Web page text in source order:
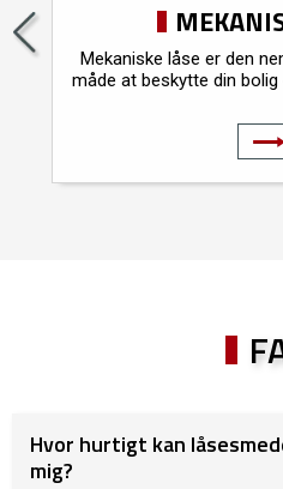
Mekaniske låse er den
måde at beskytte din
Hvor hurtigt kan
mig?